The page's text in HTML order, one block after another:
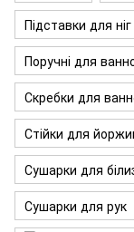
Підставки для ніг
Поручні для
Скребки для
Стійки для
Сушарки для
Сушарки для рук